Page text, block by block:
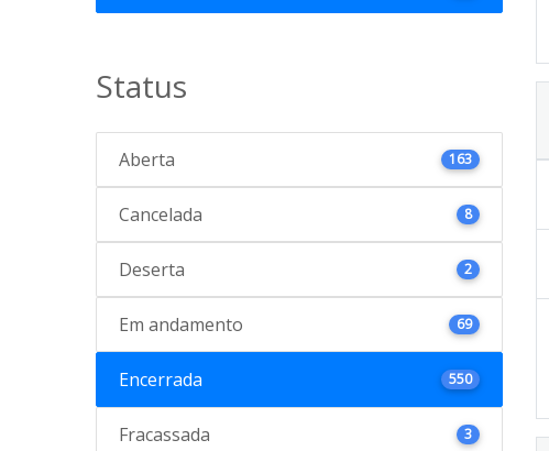
Status
Aberta 163
Cancelada 8
Deserta 2
Em andamento 69
Encerrada 550
Fracassada 3